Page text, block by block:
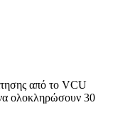
από το VCU
να ολοκληρώσουν 30